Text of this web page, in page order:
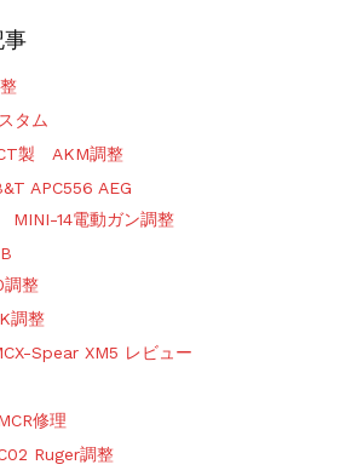
タム
製 AKM調整
APC556 AEG
14電動ガン調整
整
調整
Spear XM5 レビュー
修理
Ruger調整